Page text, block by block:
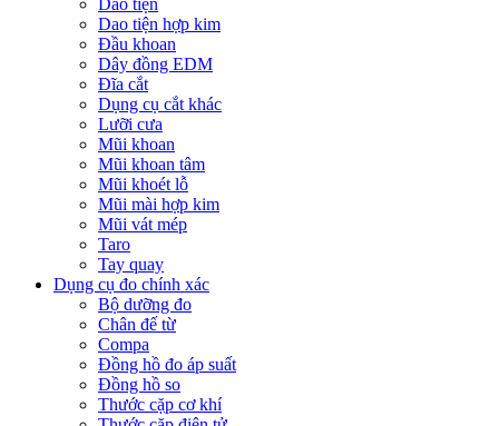
Dao tiện hợp kim
Đầu khoan
Dây đồng EDM
Đĩa cắt
Dụng cụ cắt khác
Lưỡi cưa
Mũi khoan
Mũi khoan tâm
Mũi khoét lỗ
Mũi mài hợp kim
Mũi vát mép
Taro
Tay quay
Dụng cụ đo chính xác
Bộ dưỡng đo
Chân đế từ
Compa
Đồng hồ đo áp suất
Đồng hồ so
Thước cặp cơ khí